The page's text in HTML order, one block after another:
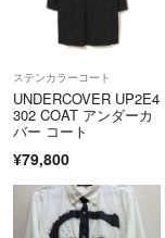
ステンカラーコート
UNDERCOVER UP2E4
302 COAT アンダーカ
バー コート
¥79,800